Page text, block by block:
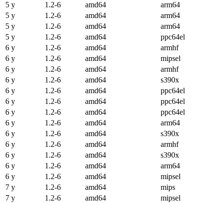
5 y
1.2-6 amd64
arm64
5 y
1.2-6 amd64
arm64
5 y
1.2-6 amd64
arm64
5 y
1.2-6 amd64
ppc64el
6 y
1.2-6 amd64
armhf
6 y
1.2-6 amd64
mipsel
6 y
1.2-6 amd64
armhf
6 y
1.2-6 amd64
s390x
6 y
1.2-6 amd64
ppc64el
6 y
1.2-6 amd64
ppc64el
6 y
1.2-6 amd64
ppc64el
6 y
1.2-6 amd64
arm64
6 y
1.2-6 amd64
s390x
6 y
1.2-6 amd64
armhf
6 y
1.2-6 amd64
s390x
6 y
1.2-6 amd64
arm64
6 y
1.2-6 amd64
mipsel
7 y
1.2-6 amd64
mips
7 y
1.2-6 amd64
mipsel